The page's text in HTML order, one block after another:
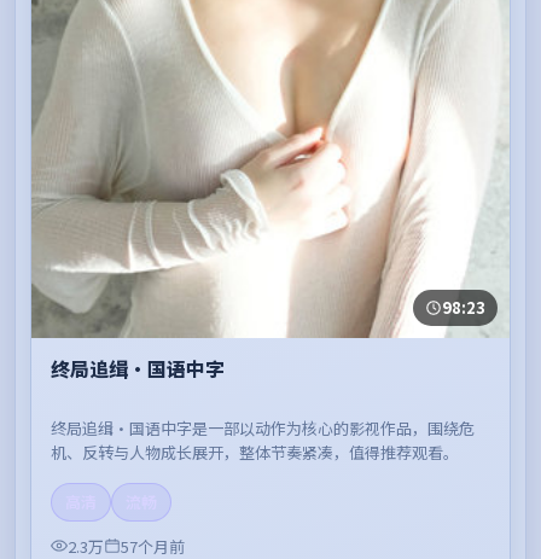
98:23
终局追缉·国语中字
终局追缉·国语中字是一部以动作为核心的影视作品，围绕危
机、反转与人物成长展开，整体节奏紧凑，值得推荐观看。
2.3万
57个月前